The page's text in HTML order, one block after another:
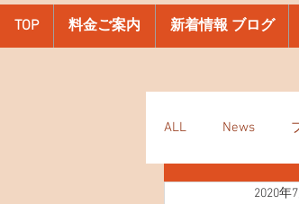
TOP 料金ご案内 新着情報 ブログ
ALL News
2020年